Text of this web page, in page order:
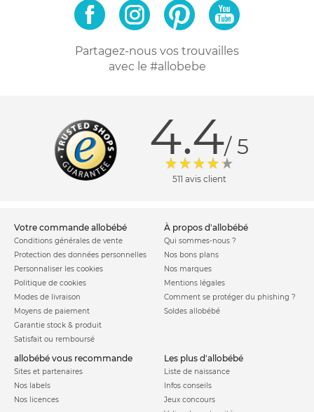
Partagez-nous vos trouvailles
avec le #allobebe
4.4/ 5
511 avis client
votre commande allobébé
Conditions générales de vente
Protection des données personnelles
Personnaliser les cookies
Politique de cookies
Modes de livraison
Moyens de paiement
Garantie stock & produit
Satisfait ou remboursé
à propos d'allobébé
Qui sommes-nous ?
Nos bons plans
Nos marques
Mentions légales
Comment se protéger du phishing ?
Soldes allobébé
allobébé vous recommande
Sites et partenaires
Nos labels
Nos licences
les plus d'allobébé
Liste de naissance
Infos conseils
Jeux concours